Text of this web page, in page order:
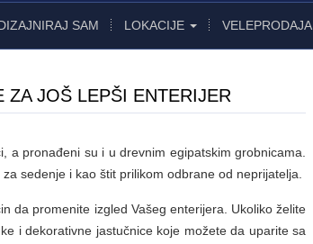
SAM LOKACIJE VELEPRODAJA
ZA JOŠ LEPŠI ENTERIJER
a pronađeni su i u drevnim egipatskim grobnicama.
sedenje i kao štit prilikom odbrane od neprijatelja.
da promenite izgled Vašeg enterijera. Ukoliko želite
i dekorativne jastučnice koje možete da uparite sa